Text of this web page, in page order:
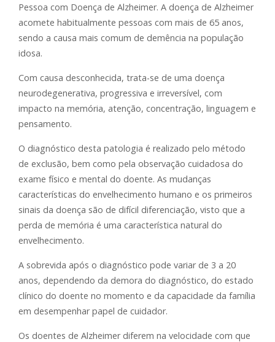
Pessoa com Doença de Alzheimer. A doença de Alzheimer
acomete habitualmente pessoas com mais de 65 anos,
sendo a causa mais comum de demência na população
idosa.
Com causa desconhecida, trata-se de uma doença
neurodegenerativa, progressiva e irreversível, com
impacto na memória, atenção, concentração, linguagem e
pensamento.
O diagnóstico desta patologia é realizado pelo método
de exclusão, bem como pela observação cuidadosa do
exame físico e mental do doente. As mudanças
características do envelhecimento humano e os primeiros
sinais da doença são de difícil diferenciação, visto que a
perda de memória é uma característica natural do
envelhecimento.
A sobrevida após o diagnóstico pode variar de 3 a 20
anos, dependendo da demora do diagnóstico, do estado
clínico do doente no momento e da capacidade da família
em desempenhar papel de cuidador.
Os doentes de Alzheimer diferem na velocidade com que